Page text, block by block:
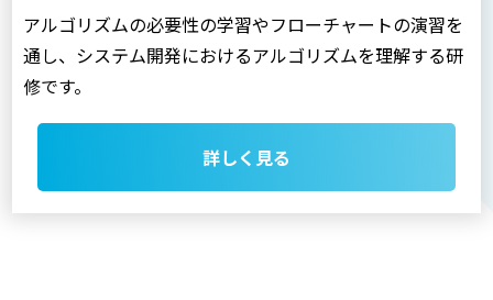
アルゴリズムの必要性の学習やフローチャートの演習を
通し、システム開発におけるアルゴリズムを理解する研
修です。
詳しく見る